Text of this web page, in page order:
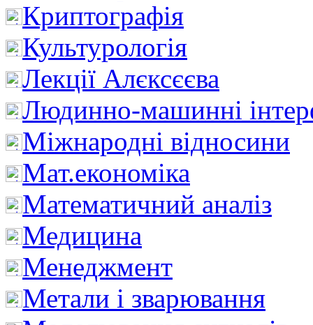
Криптографія
Культурологія
Лекції Алєксєєва
Людинно-машинні
Міжнародні відносини
Мат.економіка
Математичний аналіз
Медицина
Менеджмент
Метали і зварювання